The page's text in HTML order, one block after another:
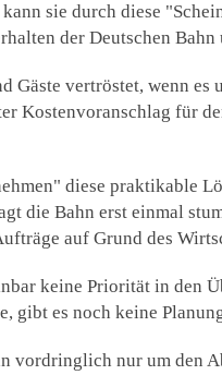
sie durch diese
der Deutschen Bahn
Gäste vertröstet, wenn
Kostenvoranschlag für
diese praktikable
die Bahn erst einmal
auf Grund des
keine Priorität in
gibt es noch keine
vordringlich nur um